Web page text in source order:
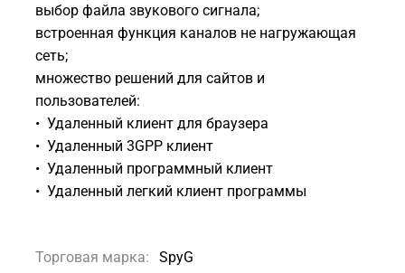
выбор файла звукового сигнала;
встроенная функция каналов не нагружающая
сеть;
множество решений для сайтов и
пользователей:
• Удаленный клиент для браузера
• Удаленный 3GPP клиент
• Удаленный программный клиент
• Удаленный легкий клиент программы
Торговая марка:
SpyG